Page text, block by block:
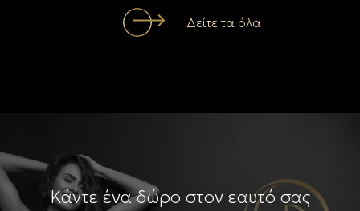
Δείτε τα όλα
Κάντε ένα δώρο στον εαυτό σας